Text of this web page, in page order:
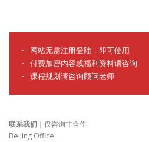
· 网站无需注册登陆，即可使用
· 付费加密内容或福利资料请咨询
· 课程规划请咨询顾问老师
联系我们 ｜仅咨询非合作
Beijing Office